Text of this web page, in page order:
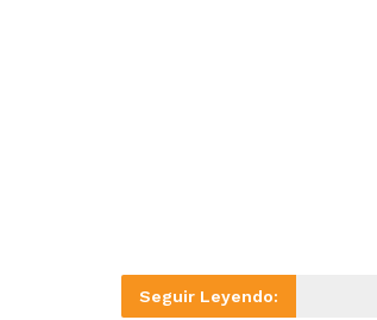
Seguir Leyendo: